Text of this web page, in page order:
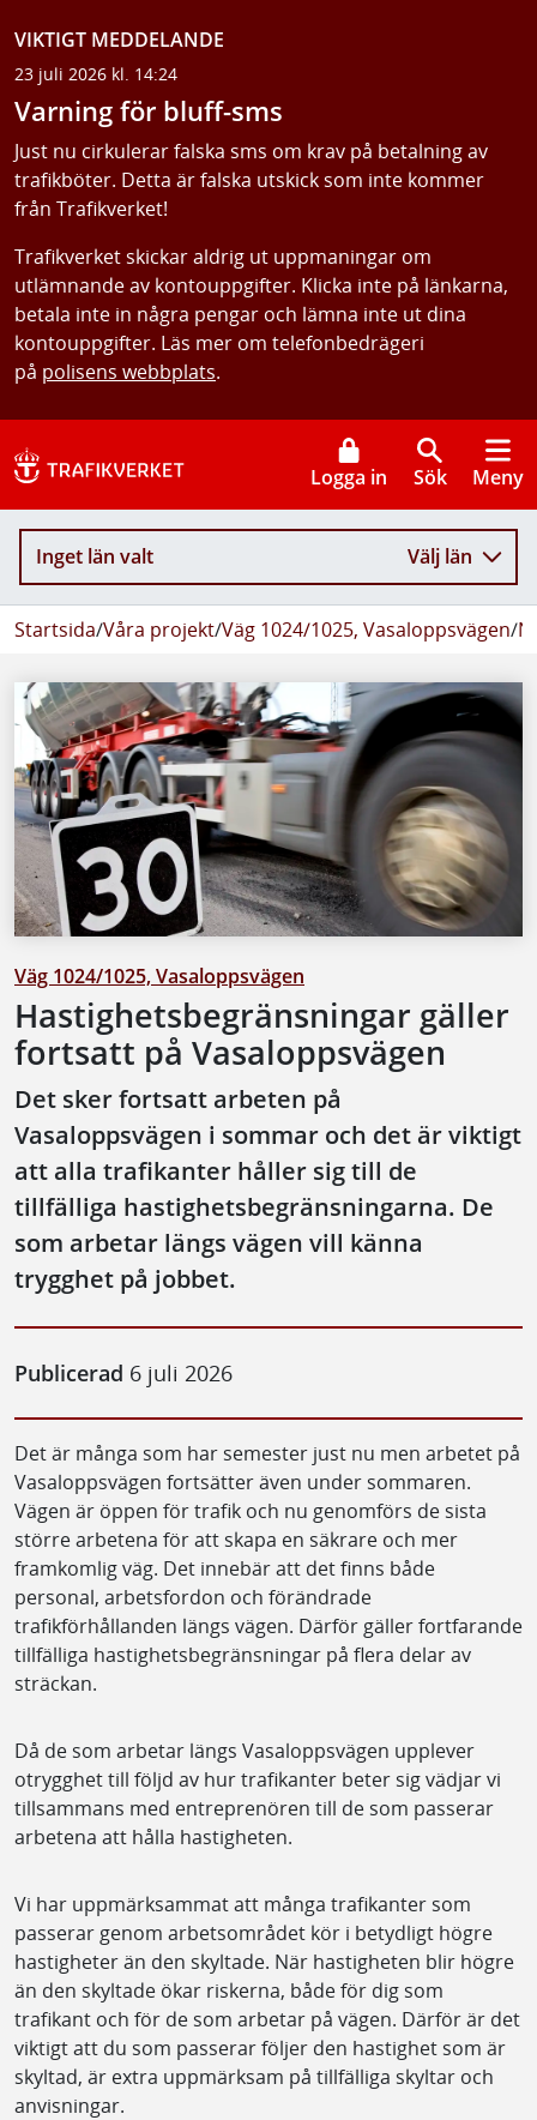
VIKTIGT MEDDELANDE
23 juli 2026 kl. 14:24
Varning för bluff-sms
Just nu cirkulerar falska sms om krav på betalning av
trafikböter. Detta är falska utskick som inte kommer
från Trafikverket!
Trafikverket skickar aldrig ut uppmaningar om
utlämnande av kontouppgifter. Klicka inte på länkarna,
betala inte in några pengar och lämna inte ut dina
kontouppgifter. Läs mer om telefonbedrägeri
på polisens webbplats.
Logga in Sök Meny
Inget län valt Välj län
Startsida/Våra projekt/Väg 1024/1025, Vasaloppsvägen/
Väg 1024/1025, Vasaloppsvägen
Hastighetsbegränsningar gäller
fortsatt på Vasaloppsvägen
Det sker fortsatt arbeten på
Vasaloppsvägen i sommar och det är viktigt
att alla trafikanter håller sig till de
tillfälliga hastighetsbegränsningarna. De
som arbetar längs vägen vill känna
trygghet på jobbet.
Publicerad 6 juli 2026
Det är många som har semester just nu men arbetet på
Vasaloppsvägen fortsätter även under sommaren.
Vägen är öppen för trafik och nu genomförs de sista
större arbetena för att skapa en säkrare och mer
framkomlig väg. Det innebär att det finns både
personal, arbetsfordon och förändrade
trafikförhållanden längs vägen. Därför gäller fortfarande
tillfälliga hastighetsbegränsningar på flera delar av
sträckan.
Då de som arbetar längs Vasaloppsvägen upplever
otrygghet till följd av hur trafikanter beter sig vädjar vi
tillsammans med entreprenören till de som passerar
arbetena att hålla hastigheten.
Vi har uppmärksammat att många trafikanter som
passerar genom arbetsområdet kör i betydligt högre
hastigheter än den skyltade. När hastigheten blir högre
än den skyltade ökar riskerna, både för dig som
trafikant och för de som arbetar på vägen. Därför är det
viktigt att du som passerar följer den hastighet som är
skyltad, är extra uppmärksam på tillfälliga skyltar och
anvisningar.